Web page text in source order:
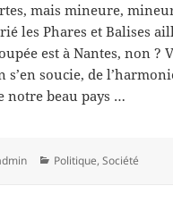
mais mineure,
les Phares et Balises
est à Nantes, non ?
s’en soucie, de
notre beau pays …
Categories
Politique,Société